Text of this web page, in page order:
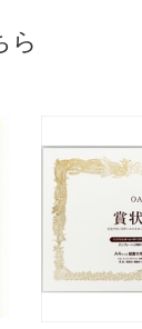
ら